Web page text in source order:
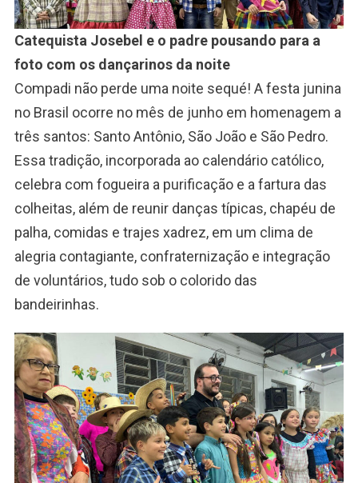
Catequista Josebel e o padre pousando para a
foto com os dançarinos da noite
Compadi não perde uma noite sequé! A festa junina
no Brasil ocorre no mês de junho em homenagem a
três santos: Santo Antônio, São João e São Pedro.
Essa tradição, incorporada ao calendário católico,
celebra com fogueira a purificação e a fartura das
colheitas, além de reunir danças típicas, chapéu de
palha, comidas e trajes xadrez, em um clima de
alegria contagiante, confraternização e integração
de voluntários, tudo sob o colorido das
bandeirinhas.